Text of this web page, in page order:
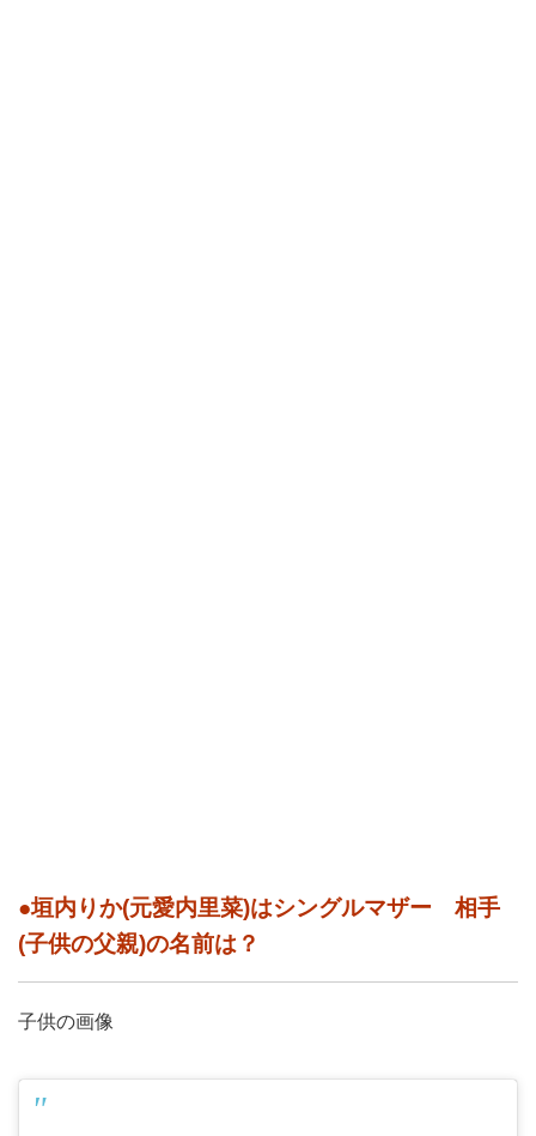
●垣内りか(元愛内里菜)はシングルマザー 相手
(子供の父親)の名前は？
子供の画像